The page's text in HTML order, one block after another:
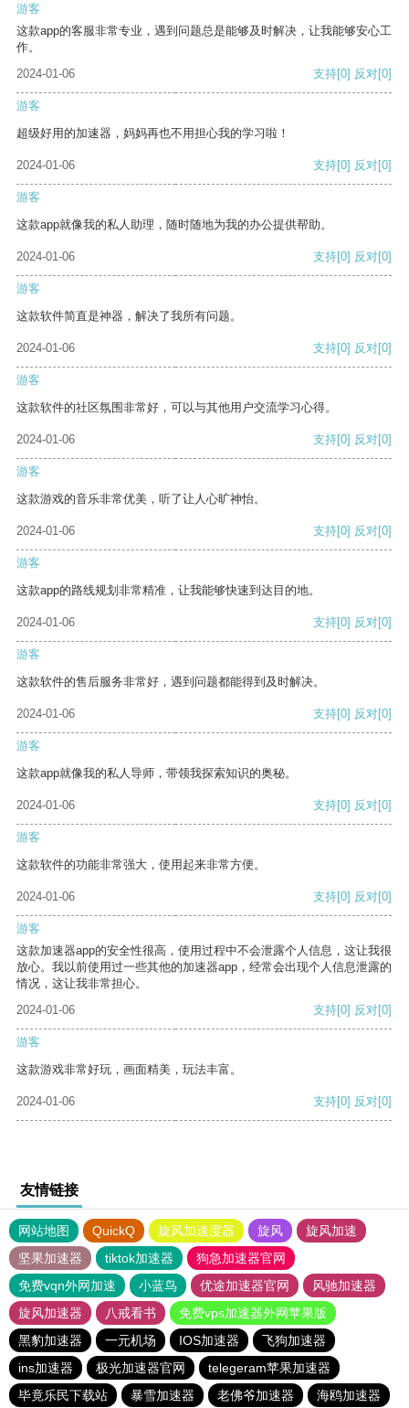
游客
这款app的客服非常专业，遇到问题总是能够及时解决，让我能够安心工
作。
2024-01-06
支持[0] 反对[0]
游客
超级好用的加速器，妈妈再也不用担心我的学习啦！
2024-01-06 支持[0] 反对[0]
游客
这款app就像我的私人助理，随时随地为我的办公提供帮助。
2024-01-06 支持[0] 反对[0]
游客
这款软件简直是神器，解决了我所有问题。
2024-01-06 支持[0] 反对[0]
游客
这款软件的社区氛围非常好，可以与其他用户交流学习心得。
2024-01-06 支持[0] 反对[0]
游客
这款游戏的音乐非常优美，听了让人心旷神怡。
2024-01-06 支持[0] 反对[0]
游客
这款app的路线规划非常精准，让我能够快速到达目的地。
2024-01-06 支持[0] 反对[0]
游客
这款软件的售后服务非常好，遇到问题都能得到及时解决。
2024-01-06 支持[0] 反对[0]
游客
这款app就像我的私人导师，带领我探索知识的奥秘。
2024-01-06 支持[0] 反对[0]
游客
这款软件的功能非常强大，使用起来非常方便。
2024-01-06 支持[0] 反对[0]
游客
这款加速器app的安全性很高，使用过程中不会泄露个人信息，这让我很
放心。我以前使用过一些其他的加速器app，经常会出现个人信息泄露的
情况，这让我非常担心。
2024-01-06
支持[0] 反对[0]
游客
这款游戏非常好玩，画面精美，玩法丰富。
2024-01-06 支持[0] 反对[0]
友情链接
网站地图 QuickQ 旋风加速度器 旋风
旋风加速
坚果加速器
tiktok加速器
狗急加速器官网
免费vqn外网加速
小蓝鸟 优途加速器官网
风驰加速器
旋风加速器
八戒看书
免费vps加速器外网苹果版
黑豹加速器
一元机场 IOS加速器
飞狗加速器
ins加速器
极光加速器官网
telegeram苹果加速器
毕竟乐民下载站
暴雪加速器 老佛爷加速器 海鸥加速器